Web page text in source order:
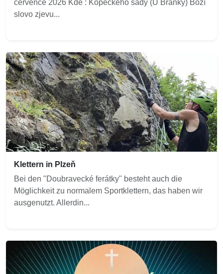
července 2026 Kde : Kopeckého sady (U Branky) Boží
slovo zjevu...
Klettern in Plzeň
Bei den "Doubravecké ferátky" besteht auch die
Möglichkeit zu normalem Sportklettern, das haben wir
ausgenutzt. Allerdin...